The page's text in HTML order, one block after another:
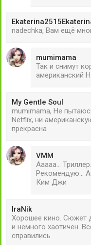
nadechka, Вам ещё
mumimama
Так и снимут
американский
My Gentle Soul
mumimama, Не
Netflix, ни
прекрасна
VMM
Ааааа...
Рекомендую...
Ким Джи
IraNik
Хорошее кино. Сюжет
и немного хаотичен.
справились